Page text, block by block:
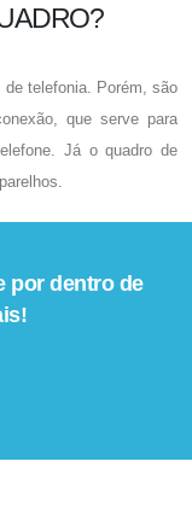
telefonia. Porém, são
que serve para
Já o quadro de
por dentro de